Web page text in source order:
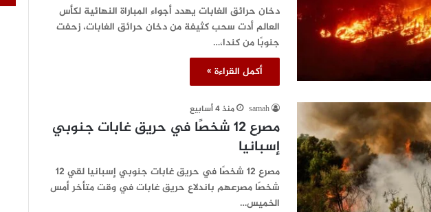
دخان حرائق الغابات يهدد أجواء المباراة النهائية لكأس
العالم أدت سحب كثيفة من دخان حرائق الغابات، زحفت
جنوبًا من كندا،…
أكمل القراءة »
samah منذ 4 أسابيع
مصرع 12 شخصًا في حريق غابات جنوبي
إسبانيا
مصرع 12 شخصًا في حريق غابات جنوبي إسبانيا لقي 12
شخصًا مصرعهم باندلاع حريق غابات في وقت متأخر أمس
الخميس…